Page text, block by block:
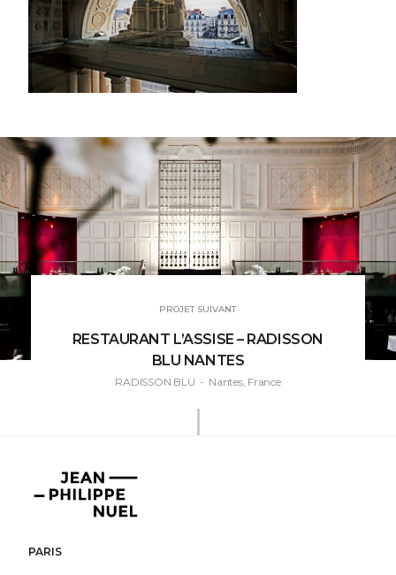
PROJET SUIVANT
RESTAURANT L’ASSISE – RADISSON
BLU NANTES
RADISSON BLU - Nantes, France
Jean-
Philippe
PARIS